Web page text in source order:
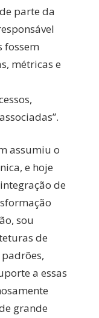
parte da
fossem
métricas e
assumiu o
e hoje
de
sou
de
a essas
grande